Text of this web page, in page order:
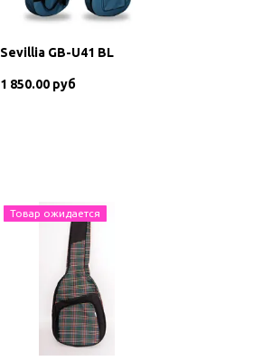
Sevillia GB-U41 BL
1 850.00 руб
Товар ожидается